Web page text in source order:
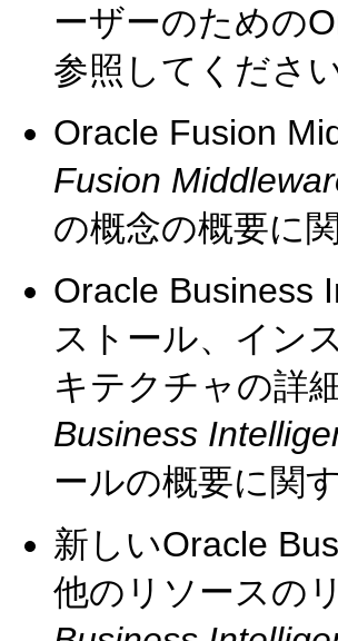
ーザーのための
参照してください
Oracle Fusion
Fusion
の概念の概要に
Oracle Business
ストール、イン
キテクチャの詳細
Business
ールの概要に関
新しいOracle
他のリソースの